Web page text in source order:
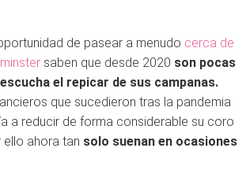
de pasear a menudo cerca de
saben que desde 2020 son pocas
el repicar de sus campanas.
que sucedieron tras la pandemia
a reducir de forma considerable su coro
ello ahora tan solo suenan en ocasiones